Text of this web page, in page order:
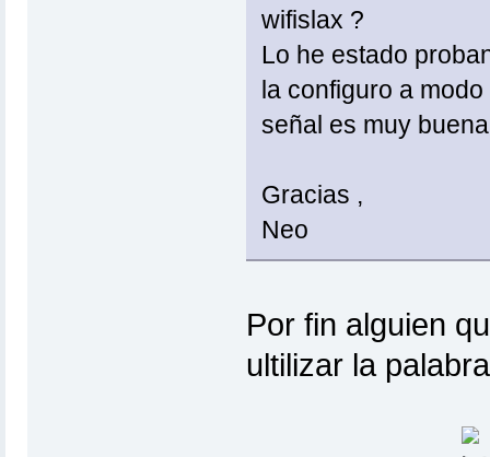
wifislax ?
Lo he estado
la configuro a
señal es muy
Gracias ,
Neo
Por fin alguien
ultilizar la